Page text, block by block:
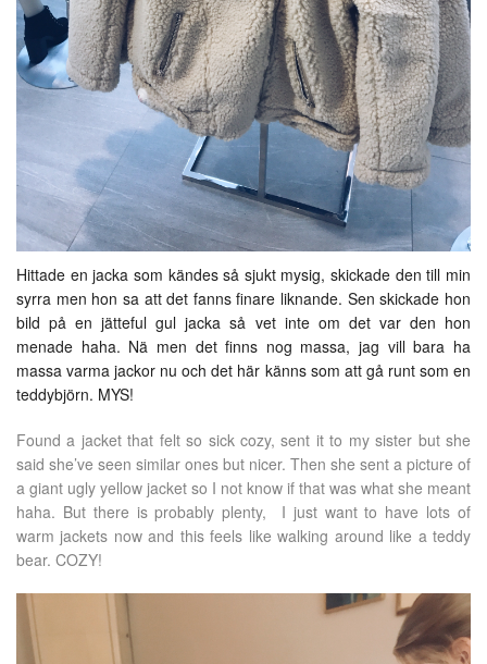
Hittade en jacka som kändes så sjukt mysig, skickade den till min
syrra men hon sa att det fanns finare liknande. Sen skickade hon
bild på en jätteful gul jacka så vet inte om det var den hon
menade haha. Nä men det finns nog massa, jag vill bara ha
massa varma jackor nu och det här känns som att gå runt som en
teddybjörn. MYS!
Found a jacket that felt so sick cozy, sent it to my sister but she
said she’ve seen similar ones but nicer. Then she sent a picture of
a giant ugly yellow jacket so I not know if that was what she meant
haha. But there is probably plenty, I just want to have lots of
warm jackets now and this feels like walking around like a teddy
bear. COZY!